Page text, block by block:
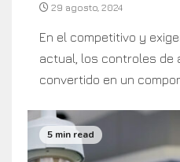
29 agosto, 2024
En el competitivo y
actual, los controles de
convertido en un
5 min read